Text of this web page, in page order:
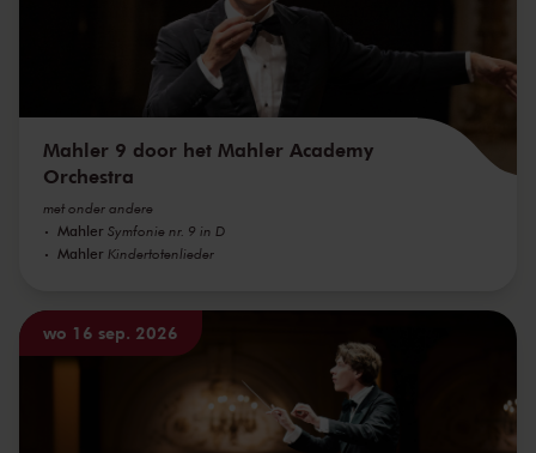
Mahler 9 door het Mahler Academy
Orchestra
met onder andere
Mahler Symfonie nr. 9 in D
Mahler Kindertotenlieder
wo 16 sep. 2026